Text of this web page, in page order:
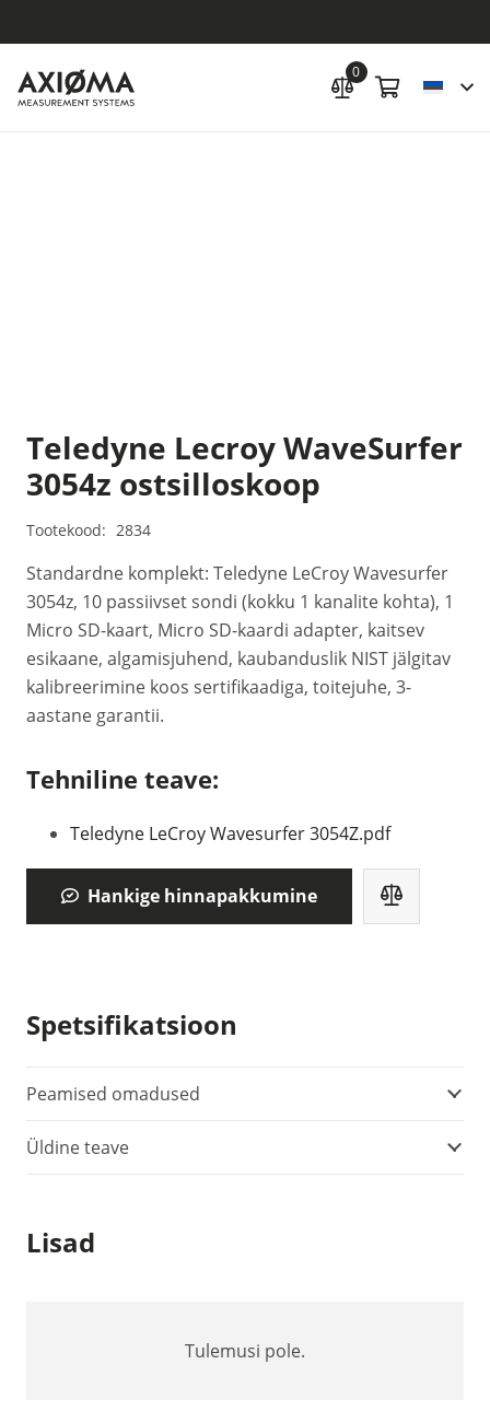
0
Teledyne Lecroy WaveSurfer
3054z ostsilloskoop
Tootekood: 2834
Standardne komplekt: Teledyne LeCroy Wavesurfer
3054z, 10 passiivset sondi (kokku 1 kanalite kohta), 1
Micro SD-kaart, Micro SD-kaardi adapter, kaitsev
esikaane, algamisjuhend, kaubanduslik NIST jälgitav
kalibreerimine koos sertifikaadiga, toitejuhe, 3-
aastane garantii.
Tehniline teave:
Teledyne LeCroy Wavesurfer 3054Z.pdf
Hankige hinnapakkumine
Spetsifikatsioon
Peamised omadused
Üldine teave
Lisad
Tulemusi pole.